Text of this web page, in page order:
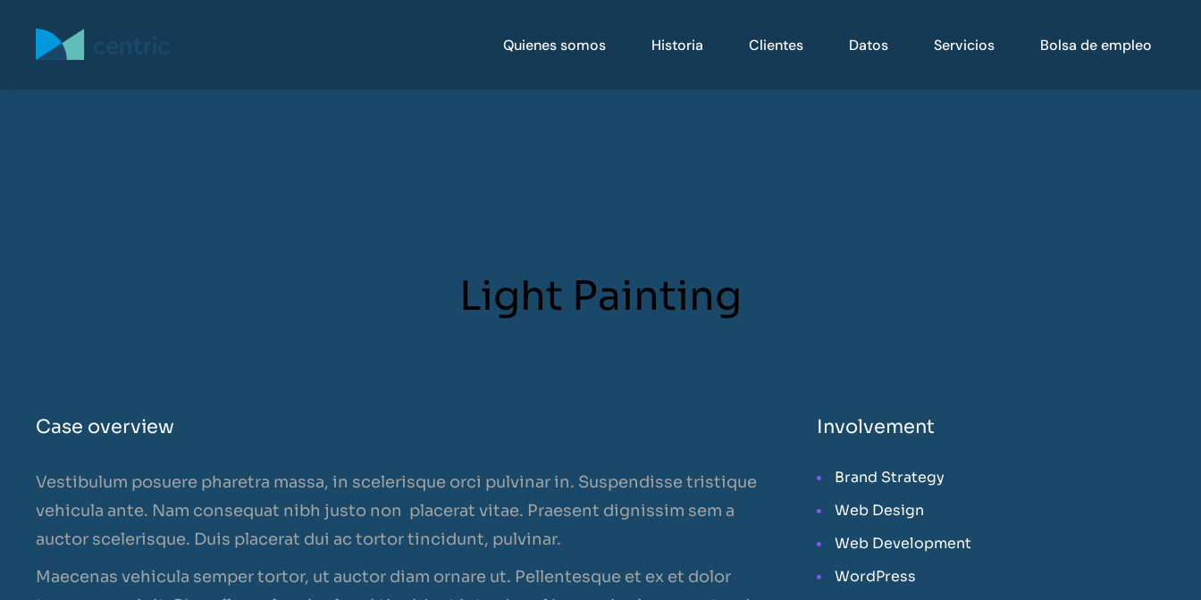
Quienes somos Historia Clientes Datos Servicios Bolsa de empleo
Light Painting
Case overview
Vestibulum posuere pharetra massa, in scelerisque orci pulvinar in. Suspendisse tristique
vehicula ante. Nam consequat nibh justo non placerat vitae. Praesent dignissim sem a
auctor scelerisque. Duis placerat dui ac tortor tincidunt, pulvinar.
Maecenas vehicula semper tortor, ut auctor diam ornare ut. Pellentesque et ex et dolor
Involvement
Brand Strategy
Web Design
Web Development
WordPress